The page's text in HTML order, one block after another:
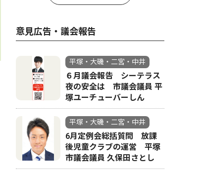
意見広告・議会報告
平塚・大磯・二宮・中井
６月議会報告 シーテラス
夜の安全は 市議会議員 平
塚ユーチューバーしん
平塚・大磯・二宮・中井
6月定例会総括質問 放課
後児童クラブの運営 平塚
市議会議員 久保田さとし